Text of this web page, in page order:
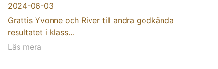
2024-06-03
Grattis Yvonne och River till andra godkända
resultatet i klass…
Läs mera